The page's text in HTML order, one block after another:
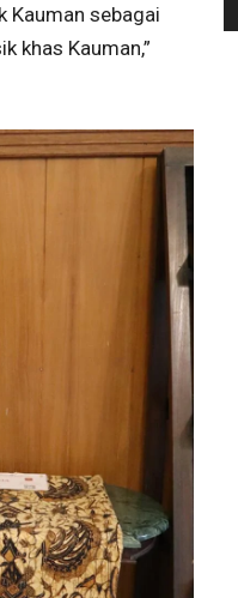
Kauman sebagai
khas Kauman,”